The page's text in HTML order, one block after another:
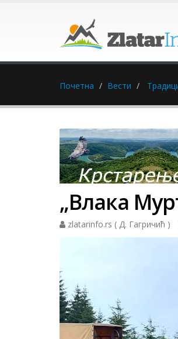
Почетна Вести
„Влака
zlatarinfo.rs ( Д. Гагричић )